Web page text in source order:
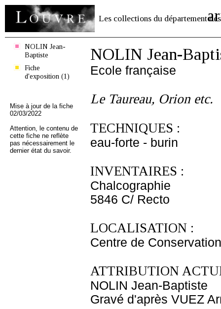
Les collections du département des
NOLIN Jean-
Baptiste
Fiche
d'exposition (1)
Mise à jour de la fiche
02/03/2022
Attention, le contenu de
cette fiche ne reflète
pas nécessairement le
dernier état du savoir.
NOLIN Jean-
Ecole française
Le Taureau, Orion etc.
TECHNIQUES :
eau-forte - burin
INVENTAIRES :
Chalcographie
5846 C/ Recto
LOCALISATION :
Centre de
ATTRIBUTION
NOLIN Jean-Baptiste
Gravé d'après VUEZ